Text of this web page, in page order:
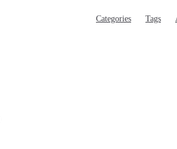
Categories Tags